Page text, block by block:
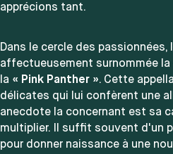
apprécions tant.
Dans le cercle des
affectueusement surnommée la
la « Pink Panther ». Cette
délicates qui lui confèrent une
anecdote la concernant est sa
multiplier. Il suffit souvent d'un
pour donner naissance à une